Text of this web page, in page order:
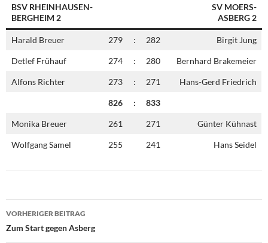
BSV RHEINHAUSEN-
BERGHEIM 2
SV MOERS-
ASBERG 2
Harald Breuer 279 : 282 Birgit Jung
Detlef Frühauf 274 : 280 Bernhard Brakemeier
Alfons Richter 273 : 271 Hans-Gerd Friedrich
826 : 833
Monika Breuer 261 271 Günter Kühnast
Wolfgang Samel 255 241 Hans Seidel
Beitragsnavigation
VORHERIGER BEITRAG
Zum Start gegen Asberg